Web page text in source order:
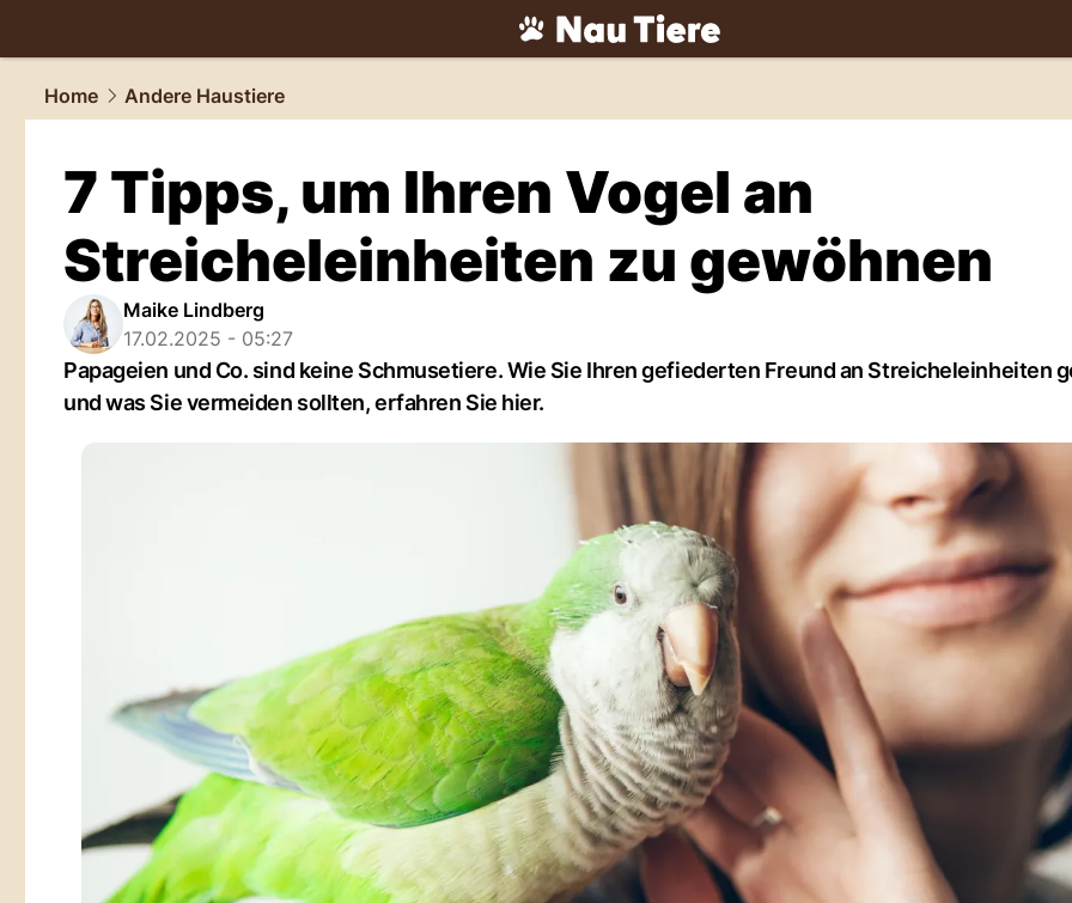
tiere.NAU.ch
Home
Andere Haustiere
7 Tipps, um Ihren Vogel an
Streicheleinheiten zu gewöhnen
Maike Lindberg
17.02.2025 - 05:27
Papageien und Co. sind keine Schmusetiere. Wie Sie Ihren gefiederten Freund an Streicheleinheiten
und was Sie vermeiden sollten, erfahren Sie hier.